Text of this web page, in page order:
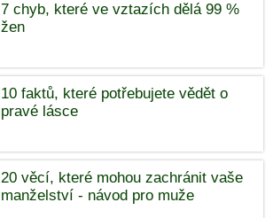
7 chyb, které ve vztazích dělá 99 %
žen
10 faktů, které potřebujete vědět o
pravé lásce
20 věcí, které mohou zachránit vaše
manželství - návod pro muže